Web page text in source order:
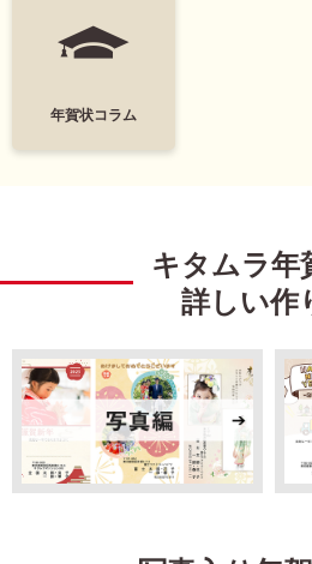
墨一色
レトロ
イラスト
キャラクタ
ディズニー
年賀状コラム
キタムラ年
詳しい作